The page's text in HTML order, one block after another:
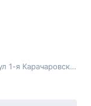
1-я Карачаровская